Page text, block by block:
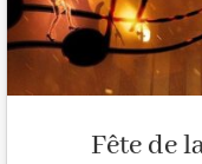
Fête de